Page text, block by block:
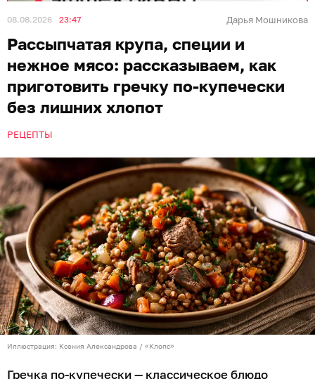
08.08.2026 23:47 Дарья Мошникова
Рассыпчатая крупа, специи и
нежное мясо: рассказываем, как
приготовить гречку по-купечески
без лишних хлопот
РЕЦЕПТЫ
Иллюстрация: Ксения Александрова / «Клопс»
Гречка по-купечески — классическое блюдо